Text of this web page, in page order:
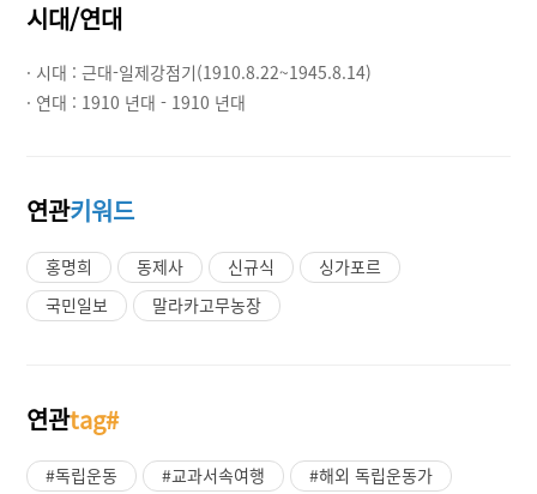
시대/연대
· 시대 :근대-일제강점기(1910.8.22~1945.8.14)
· 연대 : 1910 년대 - 1910 년대
연관키워드
홍명희 동제사 신규식
싱가포르
국민일보
말라카고무농장
연관tag#
#독립운동 #교과서속여행 #해외 독립운동가